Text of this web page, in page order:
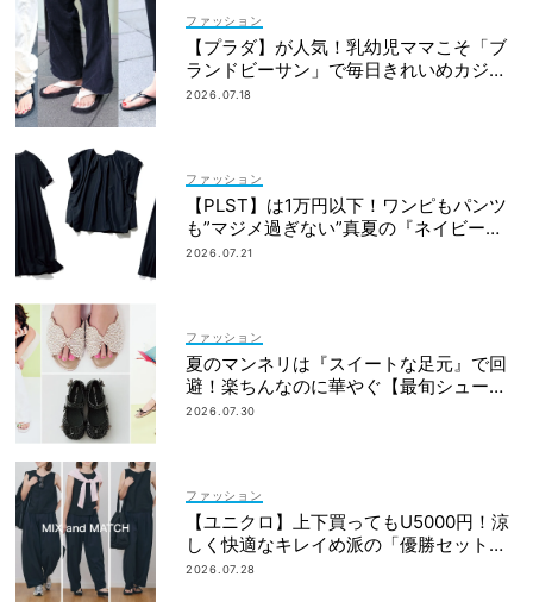
ファッション
【プラダ】が人気！乳幼児ママこそ「ブ
ランドビーサン」で毎日きれいめカジュ
アルが叶う
2026.07.18
ファッション
【PLST】は1万円以下！ワンピもパンツ
も”マジメ過ぎない”真夏の『ネイビー
服』６選
2026.07.21
ファッション
夏のマンネリは『スイートな足元』で回
避！楽ちんなのに華やぐ【最旬シューズ1
6選】
2026.07.30
ファッション
【ユニクロ】上下買ってもU5000円！涼
しく快適なキレイめ派の「優勝セット」
は着回し力も
2026.07.28